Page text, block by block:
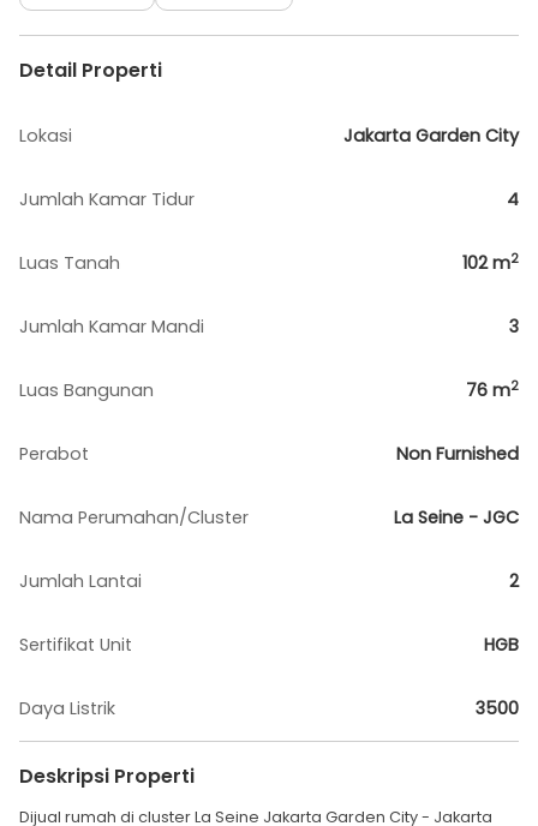
Detail Properti
Lokasi Jakarta Garden City
Jumlah Kamar Tidur 4
Luas Tanah 102m2
Jumlah Kamar Mandi 3
Luas Bangunan 76 m2
Perabot Non Furnished
Nama Perumahan/Cluster La Seine - JGC
Jumlah Lantai 2
Sertifikat Unit HGB
Daya Listrik 3500
Deskripsi Properti
Dijual rumah di cluster La Seine Jakarta Garden City - Jakarta